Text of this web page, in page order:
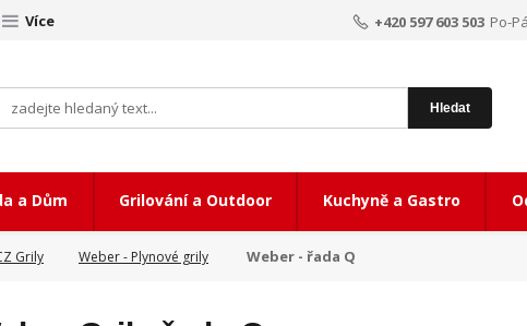
Více
Hledat
+420 597 603 503 Po-
a Dům Grilování a Outdoor Kuchyně a Gastro
Grily Weber - Plynové grily Weber - řada Q